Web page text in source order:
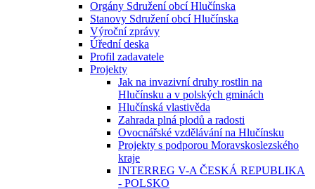
Orgány Sdružení obcí Hlučínska
Stanovy Sdružení obcí Hlučínska
Výroční zprávy
Úřední deska
Profil zadavatele
Projekty
Jak na invazivní druhy rostlin na
Hlučínsku a v polských gminách
Hlučínská vlastivěda
Zahrada plná plodů a radosti
Ovocnářské vzdělávání na Hlučínsku
Projekty s podporou Moravskoslezského
kraje
INTERREG V-A ČESKÁ REPUBLIKA
- POLSKO